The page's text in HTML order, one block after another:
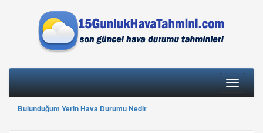
Toggle
Bulunduğum Yerin Hava Durumu Nedir